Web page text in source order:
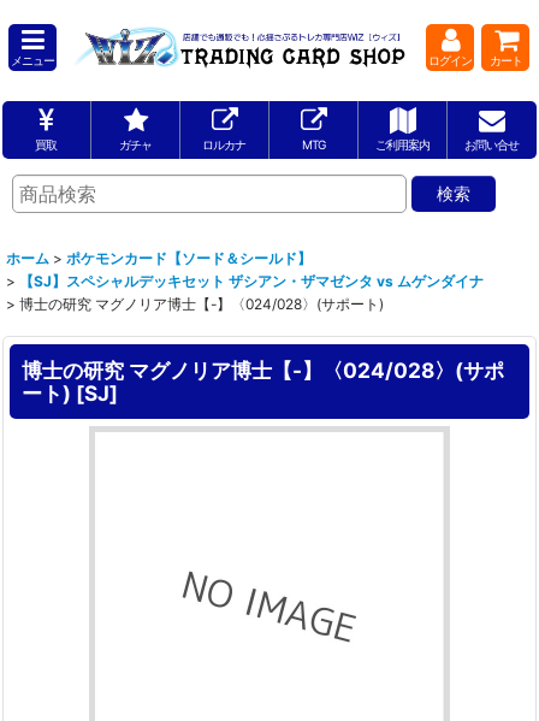
メニュー ログイン カート
買取 ガチャ ロルカナ MTG ご利用案内 お問い合せ
ホーム > ポケモンカード【ソード＆シールド】
>
【SJ】スペシャルデッキセット ザシアン・ザマゼンタ vs ムゲンダイナ
> 博士の研究 マグノリア博士【-】〈024/028〉(サポート)
博士の研究 マグノリア博士【-】〈024/028〉(サポ
ート) [SJ]